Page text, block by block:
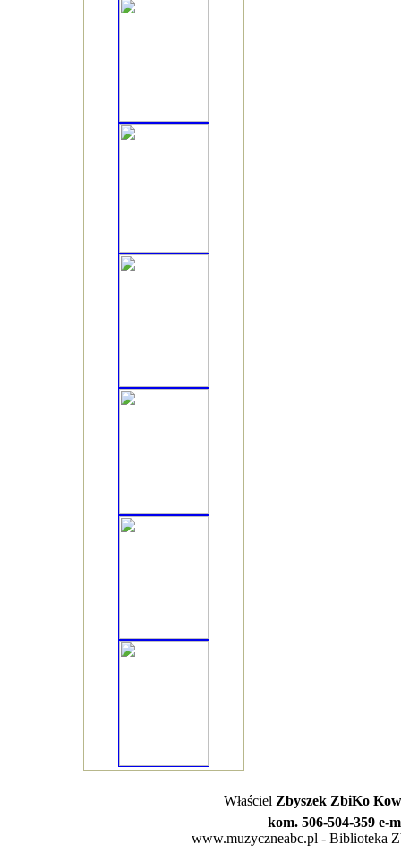
Właściel Zbyszek ZbiKo
kom. 506-504-359 e-
www.muzyczneabc.pl - Biblioteka